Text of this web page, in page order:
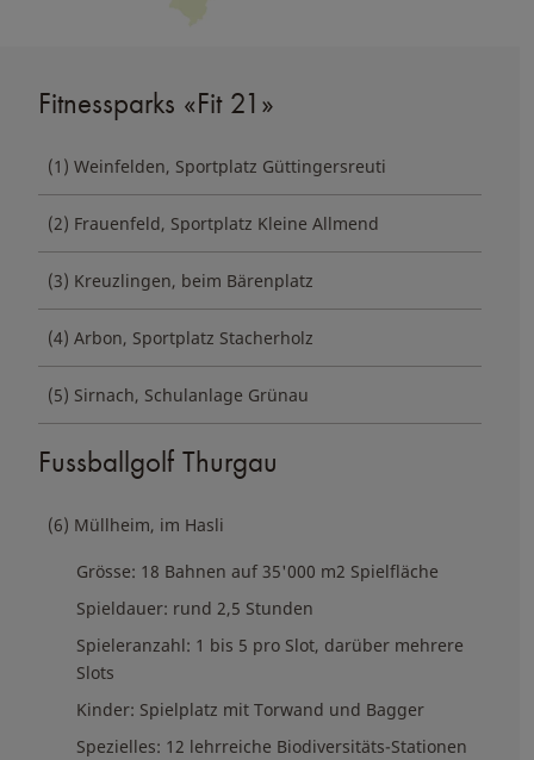
Fitnessparks «Fit 21»
(1) Weinfelden, Sportplatz Güttingersreuti
(2) Frauenfeld, Sportplatz Kleine Allmend
(3) Kreuzlingen, beim Bärenplatz
(4) Arbon, Sportplatz Stacherholz
(5) Sirnach, Schulanlage Grünau
Fussballgolf Thurgau
(6) Müllheim, im Hasli
Grösse: 18 Bahnen auf 35'000 m2 Spielfläche
Spieldauer: rund 2,5 Stunden
Spieleranzahl: 1 bis 5 pro Slot, darüber mehrere
Slots
Kinder: Spielplatz mit Torwand und Bagger
Spezielles: 12 lehrreiche Biodiversitäts-Stationen